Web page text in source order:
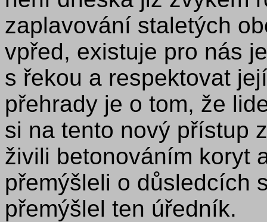
zaplavování staletých
vpřed, existuje pro nás
s řekou a respektovat
přehrady je o tom, že
si na tento nový přístup
živili betonováním koryt
přemýšleli o důsledcích
přemýšlel ten úředník.